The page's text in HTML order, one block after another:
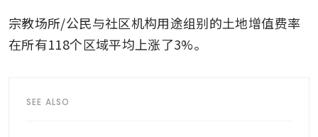
宗教场所/公民与社区机构用途组别的土地增值费率
在所有118个区域平均上涨了3%。
SEE ALSO